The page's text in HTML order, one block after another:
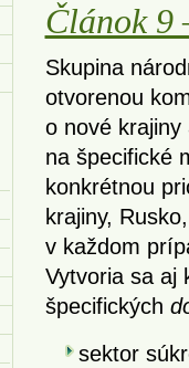
Článok 9
Skupina
otvorenou
o nové krajiny
na špecifické
konkrétnou
krajiny,
v každom
Vytvoria sa aj
špecifických
sektor